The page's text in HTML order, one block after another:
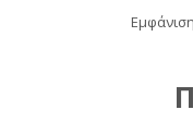
Εμφάνιση